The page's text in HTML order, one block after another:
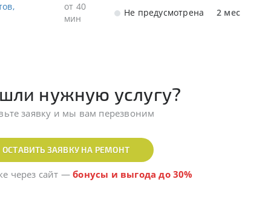
от 40
мин
Не предусмотрена 2 мес
нужную услугу?
заявку и мы вам перезвоним
ОСТАВИТЬ ЗАЯВКУ НА РЕМОНТ
через сайт —бонусы и выгода до 30%